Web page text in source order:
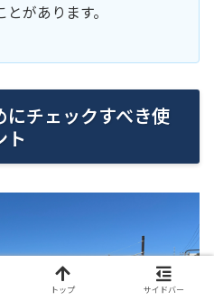
があります。
にチェックすべき使
ト
トップ サイドバー